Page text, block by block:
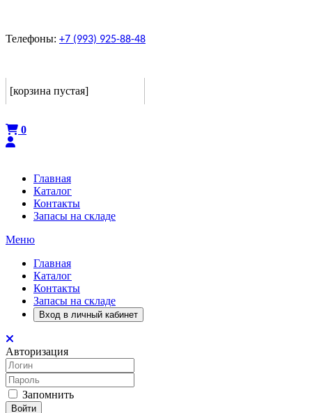
Телефоны: +7 (993) 925-88-48
[корзина пустая]
0
Главная
Каталог
Контакты
Запасы на складе
Меню
Главная
Каталог
Контакты
Запасы на складе
Вход в личный кабинет
Авторизация
Запомнить
Войти